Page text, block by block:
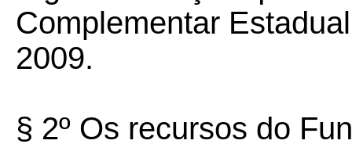
Complementar
2009.
§ 2º Os recursos do